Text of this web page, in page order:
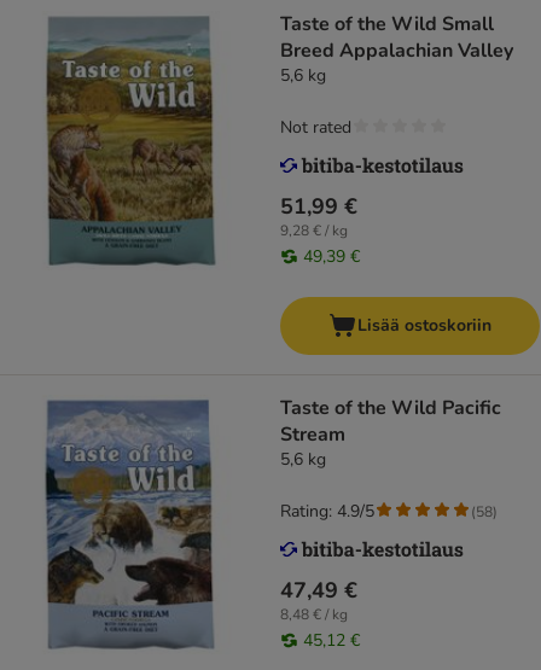
Taste of the Wild Small
Breed Appalachian Valley
5,6 kg
51,99 €
9,28 € / kg
49,39 €
Not rated
Lisää ostoskoriin
Taste of the Wild Pacific
Stream
5,6 kg
47,49 €
8,48 € / kg
45,12 €
Rating: 4.9/5 (58)